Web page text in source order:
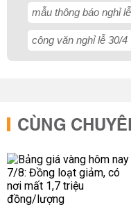
mẫu thông báo nghỉ
công văn nghỉ lễ 30/4
CÙNG